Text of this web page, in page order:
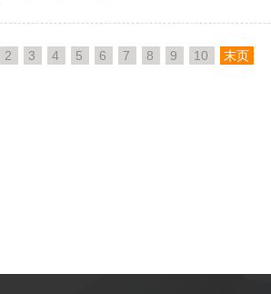
2 3 4 5 6 7 8 9 10 末页